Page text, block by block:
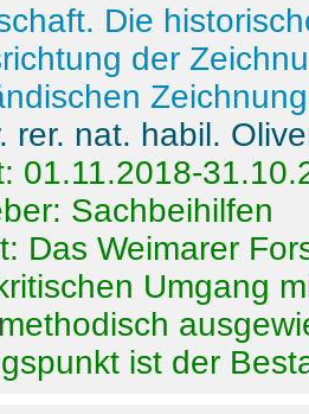
Die
der
rer. nat. habil.
01.11.2018-
Sachbeihilfen
Das Weimarer
Umgang
ist der